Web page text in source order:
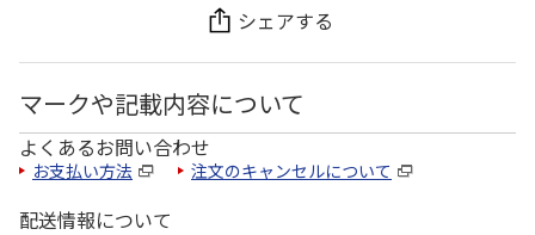
シェアする
マークや記載内容について
よくあるお問い合わせ
お支払い方法 注文のキャンセルについて
配送情報について